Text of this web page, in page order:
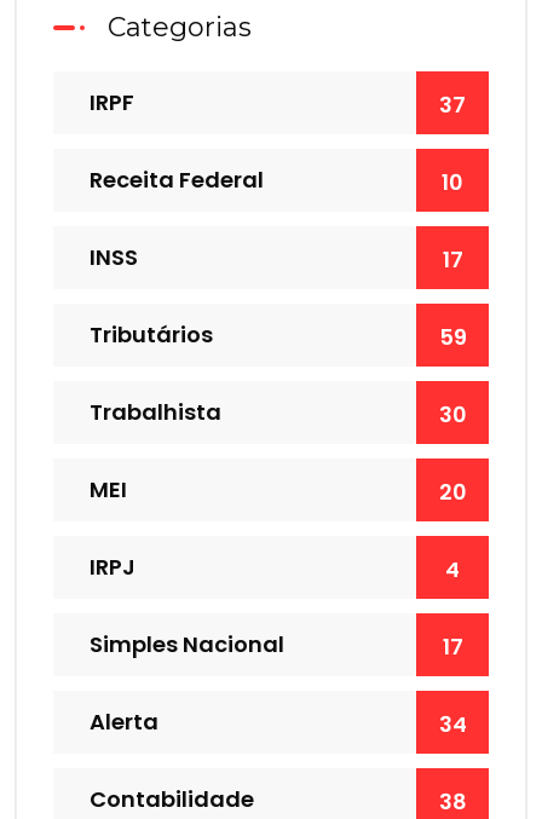
Categorias
IRPF 37
Receita Federal 10
INSS 17
Tributários 59
Trabalhista 30
MEI 20
IRPJ 4
Simples Nacional 17
Alerta 34
Contabilidade 38